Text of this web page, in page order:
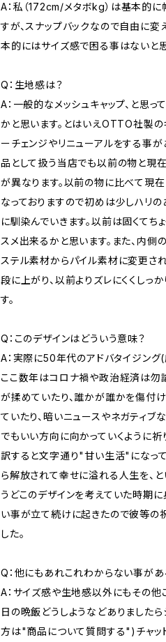
A：私（172cm/メタボkg）は基本的
すが、スナップバックなので自由に変
本的にはサイズ感で困る事はないと
Q：生地感は？
A：一般的なメッシュキャップ、と思
かと思います。とはいえOTTO社製
ーチェンジやリニューアルをする事
品として扱う当店でも以前の物と現
が異なります。以前の物に比べて現
なっておりますので初めは少しハリ
に馴染んでいきます。以前は固くてち
スメ出来るかと思います。また、内側
ステル素材からパイル素材に変更さ
段に上がり、以前よりズレにくくしっ
す。
Q：このデザインはどういう意味？
A：実際に50年代のアドバタイジング
ここ数年はコロナ禍や政治経済は勿
が揉めていたり、誰かが誰かを傷付
ていたり、暗いニュースやネガティブ
でもいい方向に向かっていくように
訳すると文字通り"甘い生活"になっ
ら解放されて幸せに溢れる人生を、と
うどこのデザインを考えていた時期
い事が立て続けに起きたので彼等の
した。
Q：他にもあれこれわからない事があ
A：サイズ感や生地感以外にもその
日の晩飯どうしようなどありました
方は"商品について質問する")チャッ